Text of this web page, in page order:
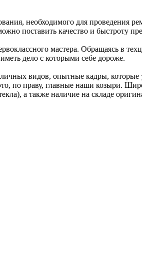
необходимого для проведения
поставить качество и быстроту
мастера. Обращаясь в
дело с которыми себе дороже.
видов, опытные кадры,
по праву, главные наши козыри.
а также наличие на складе